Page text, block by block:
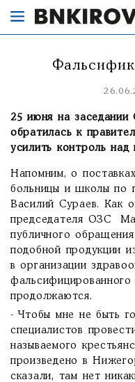
25 июня на
обратилась к
усилить контроль над
Напомним, о
больницы и школы по
Василий Сураев. Как
председателя ОЗС
публичного
подобной продукции
в организации
фальсифицированного
продолжаются.
- Чтобы мне не быть
специалистов
называемого
произведено в
сказали, там нет